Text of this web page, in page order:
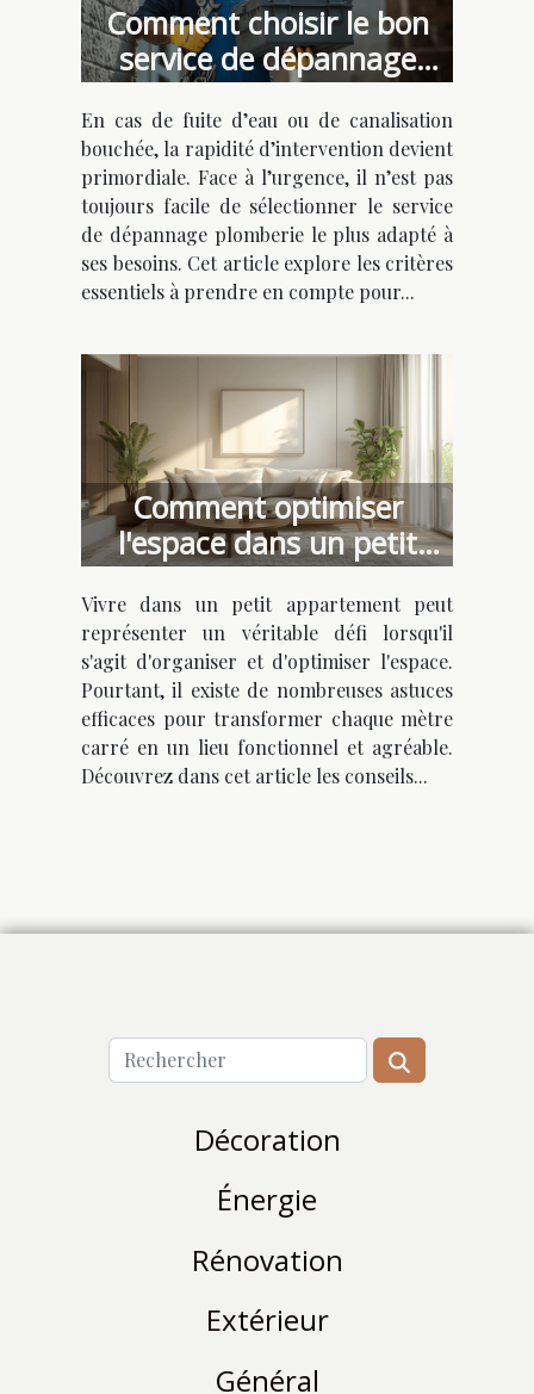
Comment choisir le bon
service de dépannage
plomberie urgent ?
En cas de fuite d’eau ou de canalisation
bouchée, la rapidité d’intervention devient
primordiale. Face à l’urgence, il n’est pas
toujours facile de sélectionner le service
de dépannage plomberie le plus adapté à
ses besoins. Cet article explore les critères
essentiels à prendre en compte pour...
Comment optimiser
l'espace dans un petit
appartement
Vivre dans un petit appartement peut
représenter un véritable défi lorsqu'il
s'agit d'organiser et d'optimiser l'espace.
Pourtant, il existe de nombreuses astuces
efficaces pour transformer chaque mètre
carré en un lieu fonctionnel et agréable.
Découvrez dans cet article les conseils...
Décoration
Énergie
Rénovation
Extérieur
Général